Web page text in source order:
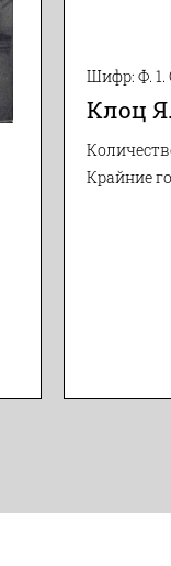
Шифр: Ф. 1.
Клоц Я.
Крайние